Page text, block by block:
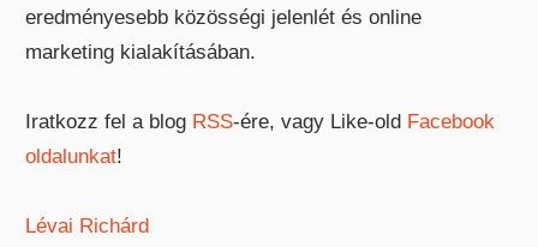
eredményesebb közösségi jelenlét és online
marketing kialakításában.
Iratkozz fel a blog RSS-ére, vagy Like-old Facebook
oldalunkat!
Lévai Richárd